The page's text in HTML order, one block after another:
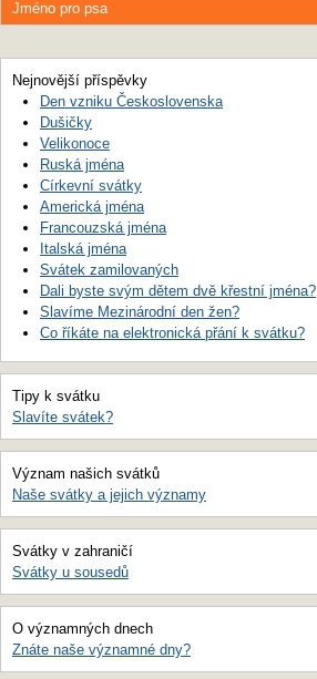
Jméno pro psa
Nejnovější příspěvky
Den vzniku Československa
Dušičky
Velikonoce
Ruská jména
Církevní svátky
Americká jména
Francouzská jména
Italská jména
Svátek zamilovaných
Dali byste svým dětem dvě křestní jména?
Slavíme Mezinárodní den žen?
Co říkáte na elektronická přání k svátku?
Tipy k svátku
Slavíte svátek?
Význam našich svátků
Naše svátky a jejich významy
Svátky v zahraničí
Svátky u sousedů
O významných dnech
Znáte naše významné dny?